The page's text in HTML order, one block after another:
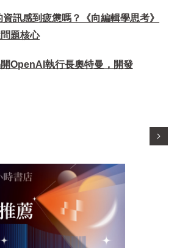
訊感到疲憊嗎？《向編輯學思考》
題核心
OpenAI執行長奧特曼，開發